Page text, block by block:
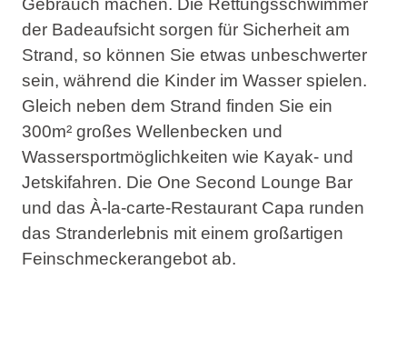
der Badeaufsicht sorgen für Sicherheit am
Strand, so können Sie etwas unbeschwerter
sein, während die Kinder im Wasser spielen.
Gleich neben dem Strand finden Sie ein
300m² großes Wellenbecken und
Wassersportmöglichkeiten wie Kayak- und
Jetskifahren. Die One Second Lounge Bar
und das À-la-carte-Restaurant Capa runden
das Stranderlebnis mit einem großartigen
Feinschmeckerangebot ab.